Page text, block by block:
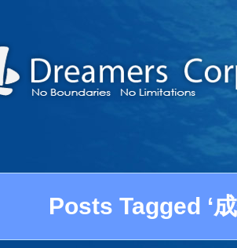
Posts Tagged ‘